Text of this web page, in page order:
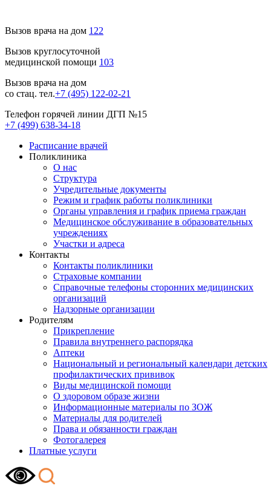
Вызов врача на дом 122
Вызов круглосуточной
медицинской помощи 103
Вызов врача на дом
со стац. тел.+7 (495) 122-02-21
Телефон горячей линии ДГП №15
+7 (499) 638-34-18
Расписание врачей
Поликлиника
О нас
Структура
Учредительные документы
Режим и график работы поликлиники
Органы управления и график приема граждан
Медицинское обслуживание в образовательных
учреждениях
Участки и адреса
Контакты
Контакты поликлиники
Страховые компании
Справочные телефоны сторонних медицинских
организаций
Надзорные организации
Родителям
Прикрепление
Правила внутреннего распорядка
Аптеки
Национальный и региональный календари детских
профилактических прививок
Виды медицинской помощи
О здоровом образе жизни
Информационные материалы по ЗОЖ
Материалы для родителей
Права и обязанности граждан
Фотогалерея
Платные услуги